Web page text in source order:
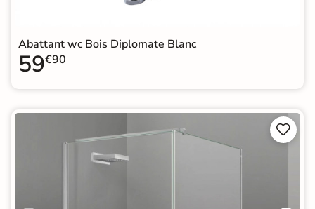
Abattant wc Bois Diplomate Blanc
59€90

